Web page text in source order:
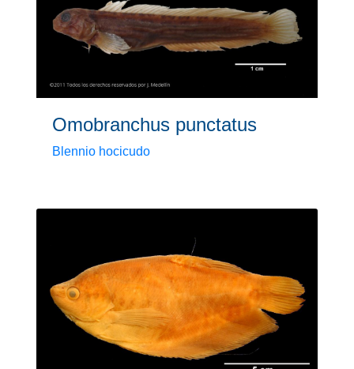
Omobranchus punctatus
Blennio hocicudo